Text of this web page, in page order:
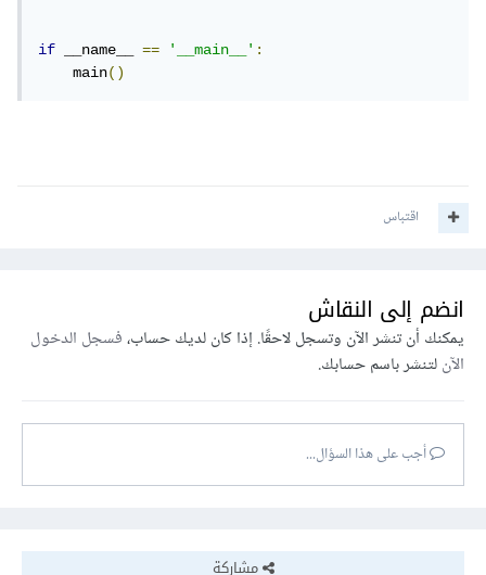
if __name__ == '__main__':
    main
()
اقتباس
انضم إلى النقاش
يمكنك أن تنشر الآن وتسجل لاحقًا. إذا كان لديك حساب،فسجل الدخول
الآنلتنشر باسم حسابك.
أجب على هذا السؤال...
مشاركة